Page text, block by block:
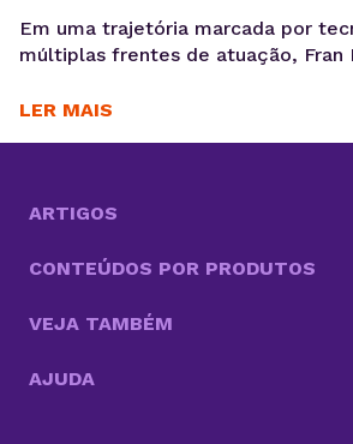
Em uma trajetória marcada por
múltiplas frentes de atuação, Fran
hospedar e sustentar projetos
familiares e novos...
LER MAIS
ARTIGOS
CONTEÚDOS POR PRODUTOS
VEJA TAMBÉM
AJUDA